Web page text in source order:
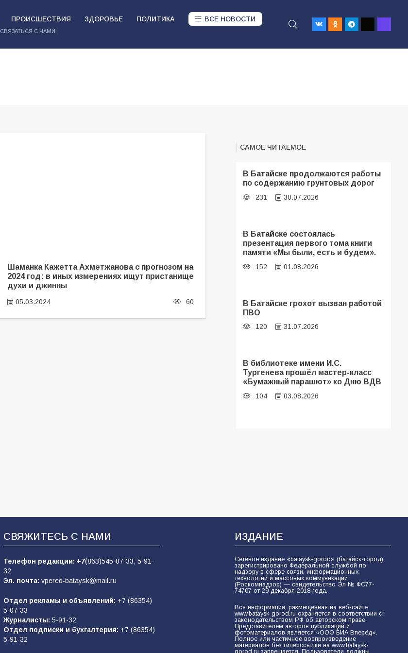
ПРОИСШЕСТВИЯ ЗДОРОВЬЕ ПОЛИТИКА ВСЕ НОВОСТИ
СВЯЗАТЬСЯ С НАМИ
Шаманка Кажетта Ахметжанова с прогнозом на
2024 год: в иных измерениях ищут пристанище
духи и джинны
05.03.2024 60
САМОЕ ЧИТАЕМОЕ
В Батайске продолжаются работы
по содержанию грунтовых дорог
231 30.07.2026
В Батайске состоялась
презентация первого тома книги
памяти «Мы были, есть и будем».
152 01.08.2026
В Батайске грохот вызван работой
ПВО
120 31.07.2026
В библиотеке имени И.С.
Тургенева прошёл мастер-класс
«Бумажный парашют» ко Дню ВДВ
104 03.08.2026
93 04.08.2026
самом деле происходит в армии
России в августе 2026 года
92 03.08.2026
«Пургу нести — не поля
переходить»: почему заявления о
мобилизации — это
пропагандистский вброс
СВЯЖИТЕСЬ С НАМИ
Телефон редакции: +7(863)545-07-33, 5-91-
32
Эл. почта: vpered-bataysk@mail.ru
Отдел рекламы и объявлений: +7 (86354)
5-07-33
Журналисты: 5-91-32
Отдел подписки и бухгалтерия: +7 (86354)
5-91-32
ИЗДАНИЕ
Сетевое издание «bataysk-gorod» (батайск-город)
зарегистрировано Федеральной службой по
надзору в сфере связи, информационных
технологий и массовых коммуникаций
(Роскомнадзор) — свидетельство Эл № ФС77-
74707 от 29 декабря 2018 года.
Вся информация, размещенная на веб-сайте
www.bataysk-gorod.ru охраняется в соответствии с
законодательством РФ об авторском праве.
Представителем авторов публикаций и
фотоматериалов является «ООО БИА Вперёд».
Полное или частичное воспроизведение
материалов без гиперссылки на www.bataysk-
gorod.ru запрещается. Пользователи должны